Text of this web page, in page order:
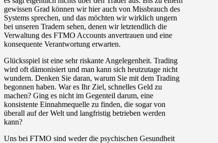
gewissen Grad können wir hier auch von Missbrauch des
Systems sprechen, und das möchten wir wirklich ungern
bei unseren Tradern sehen, denen wir letztendlich die
Verwaltung des FTMO Accounts anvertrauen und eine
konsequente Verantwortung erwarten.
Glücksspiel ist eine sehr riskante Angelegenheit. Trading
wird oft dämonisiert und man kann sich heutzutage nicht
wundern. Denken Sie daran, warum Sie mit dem Trading
begonnen haben. War es Ihr Ziel, schnelles Geld zu
machen? Ging es nicht im Gegenteil darum, eine
konsistente Einnahmequelle zu finden, die sogar von
überall auf der Welt und langfristig betrieben werden
kann?
Uns bei FTMO sind weder die psychischen Gesundheit